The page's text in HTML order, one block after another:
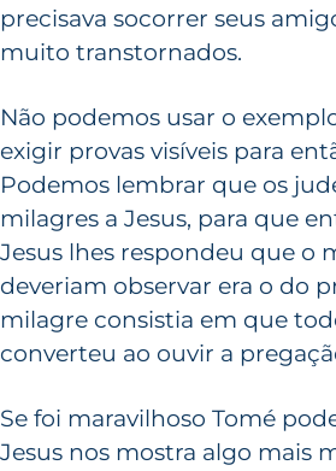
precisava socorrer seus
muito transtornados.
Não podemos usar o
exigir provas visíveis para
Podemos lembrar que os
milagres a Jesus, para que
Jesus lhes respondeu que o
deveriam observar era o do
milagre consistia em que
converteu ao ouvir a
Se foi maravilhoso Tomé
Jesus nos mostra algo mais